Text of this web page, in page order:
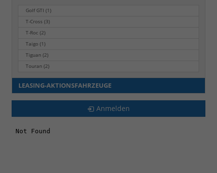
Golf GTI(1)
T-Cross(3)
T-Roc(2)
Taigo(1)
Tiguan(2)
Touran(2)
LEASING-AKTIONSFAHRZEUGE
Anmelden